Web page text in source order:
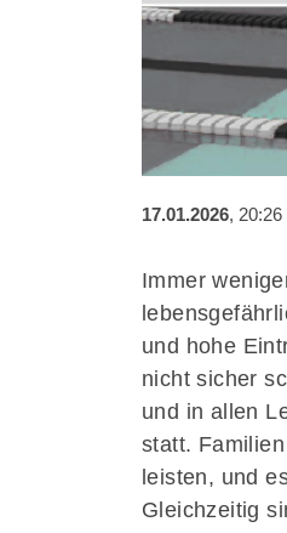
17.01.2026, 20:26
Immer
und hohe
nicht sicher
und in allen
statt.
leisten, und
Gleichzeitig
e.V.
Bertaallee 8
47055